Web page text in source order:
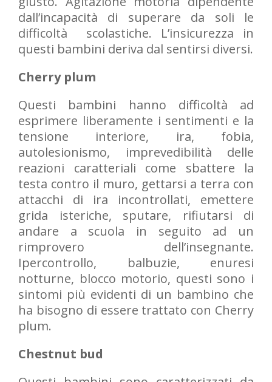
dall’incapacità di superare da soli le
difficoltà scolastiche. L’insicurezza in
questi bambini deriva dal sentirsi diversi.
Cherry plum
Questi bambini hanno difficoltà ad
esprimere liberamente i sentimenti e la
tensione interiore, ira, fobia,
autolesionismo, imprevedibilità delle
reazioni caratteriali come sbattere la
testa contro il muro, gettarsi a terra con
attacchi di ira incontrollati, emettere
grida isteriche, sputare, rifiutarsi di
andare a scuola in seguito ad un
rimprovero dell’insegnante.
Ipercontrollo, balbuzie, enuresi
notturne, blocco motorio, questi sono i
sintomi più evidenti di un bambino che
ha bisogno di essere trattato con Cherry
plum.
Chestnut bud